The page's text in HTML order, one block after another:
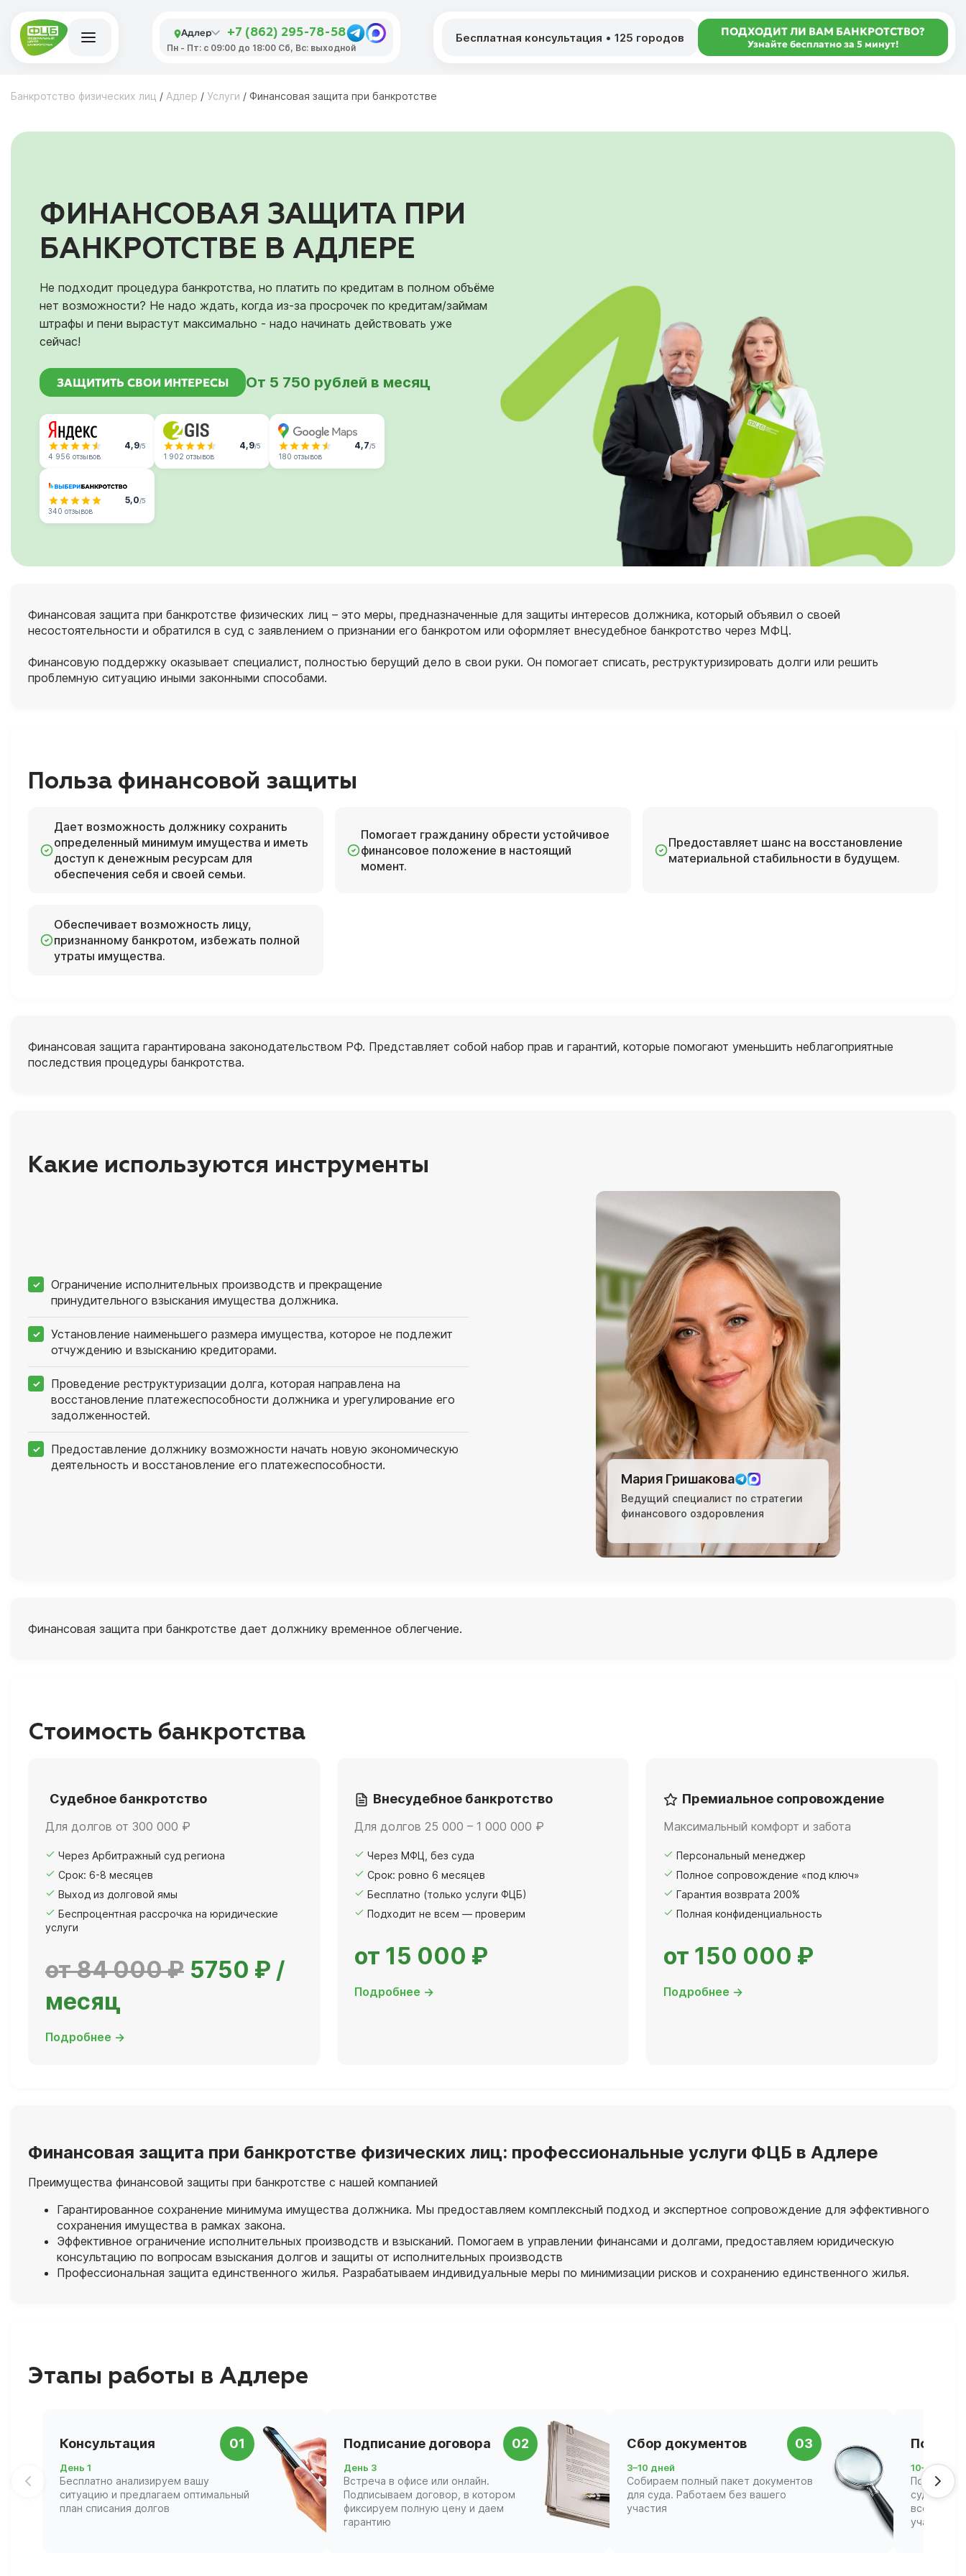
Адлер +7 (862) 295-78-58
Пн - Пт: с 09:00 до 18:00 Сб, Вс: выходной
Бесплатная консультация • 125 городов ПОДХОДИТ ЛИ ВАМ БАНКРОТСТВО?
Узнайте бесплатно за 5 минут!
Банкротство физических лиц / Адлер / Услуги / Финансовая защита при банкротстве
ФИНАНСОВАЯ ЗАЩИТА ПРИ
БАНКРОТСТВЕ В АДЛЕРЕ
Не подходит процедура банкротства, но платить по кредитам в полном объёме
нет возможности? Не надо ждать, когда из-за просрочек по кредитам/займам
штрафы и пени вырастут максимально - надо начинать действовать уже
сейчас!
ЗАЩИТИТЬ СВОИ ИНТЕРЕСЫ От 5 750 рублей в месяц
4,9/5
4 956 отзывов
4,9/5
1 902 отзывов
4,7/5
180 отзывов
5,0/5
340 отзывов
Финансовая защита при банкротстве физических лиц – это меры, предназначенные для защиты интересов должника, который объявил о своей
несостоятельности и обратился в суд с заявлением о признании его банкротом или оформляет внесудебное банкротство через МФЦ.
Финансовую поддержку оказывает специалист, полностью берущий дело в свои руки. Он помогает списать, реструктуризировать долги или решить
проблемную ситуацию иными законными способами.
Польза финансовой защиты
Дает возможность должнику сохранить
определенный минимум имущества и иметь
доступ к денежным ресурсам для
обеспечения себя и своей семьи.
Помогает гражданину обрести устойчивое
финансовое положение в настоящий
момент.
Предоставляет шанс на восстановление
материальной стабильности в будущем.
Обеспечивает возможность лицу,
признанному банкротом, избежать полной
утраты имущества.
Финансовая защита гарантирована законодательством РФ. Представляет собой набор прав и гарантий, которые помогают уменьшить неблагоприятные
последствия процедуры банкротства.
Какие используются инструменты
Ограничение исполнительных производств и прекращение
принудительного взыскания имущества должника.
Установление наименьшего размера имущества, которое не подлежит
отчуждению и взысканию кредиторами.
Проведение реструктуризации долга, которая направлена на
восстановление платежеспособности должника и урегулирование его
задолженностей.
Предоставление должнику возможности начать новую экономическую
деятельность и восстановление его платежеспособности.
Мария Гришакова
Ведущий специалист по стратегии
финансового оздоровления
Финансовая защита при банкротстве дает должнику временное облегчение.
Стоимость банкротства
Судебное банкротство
Для долгов от 300 000 ₽
Через Арбитражный суд региона
Срок: 6-8 месяцев
Выход из долговой ямы
Беспроцентная рассрочка на юридические
услуги
от 84 000 ₽ 5750 ₽ /
месяц
Подробнее →
Внесудебное банкротство
Для долгов 25 000 – 1 000 000 ₽
Через МФЦ, без суда
Срок: ровно 6 месяцев
Бесплатно (только услуги ФЦБ)
Подходит не всем — проверим
от 15 000 ₽
Подробнее →
Премиальное сопровождение
Максимальный комфорт и забота
Персональный менеджер
Полное сопровождение «под ключ»
Гарантия возврата 200%
Полная конфиденциальность
от 150 000 ₽
Подробнее →
Финансовая защита при банкротстве физических лиц: профессиональные услуги ФЦБ в Адлере
Преимущества финансовой защиты при банкротстве с нашей компанией
Гарантированное сохранение минимума имущества должника. Мы предоставляем комплексный подход и экспертное сопровождение для эффективного
сохранения имущества в рамках закона.
Эффективное ограничение исполнительных производств и взысканий. Помогаем в управлении финансами и долгами, предоставляем юридическую
консультацию по вопросам взыскания долгов и защиты от исполнительных производств
Профессиональная защита единственного жилья. Разрабатываем индивидуальные меры по минимизации рисков и сохранению единственного жилья.
Этапы работы в Адлере
Консультация 01
День 1
Бесплатно анализируем вашу
ситуацию и предлагаем оптимальный
план списания долгов
Подписание договора 02
День 3
Встреча в офисе или онлайн.
Подписываем договор, в котором
фиксируем полную цену и даем
гарантию
Сбор документов 03
3–10 дней
Собираем полный пакет документов
для суда. Работаем без вашего
участия
Подача
10–21 день
Подаём
суд и
всех